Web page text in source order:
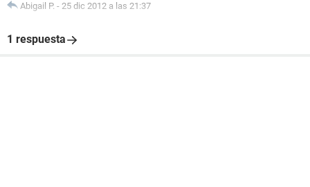
Abigail P. - 25 dic 2012 a las 21:37
1 respuesta